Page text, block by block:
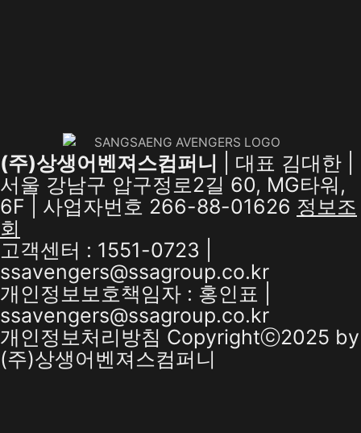
(주)상생어벤져스컴퍼니 | 대표 김대한 |
서울 강남구 압구정로2길 60, MG타워,
6F | 사업자번호 266-88-01626 정보조
회
고객센터 : 1551-0723 |
ssavengers@ssagroup.co.kr
개인정보보호책임자 : 홍인표 |
ssavengers@ssagroup.co.kr
개인정보처리방침 Copyrightⓒ2025 by
(주)상생어벤져스컴퍼니